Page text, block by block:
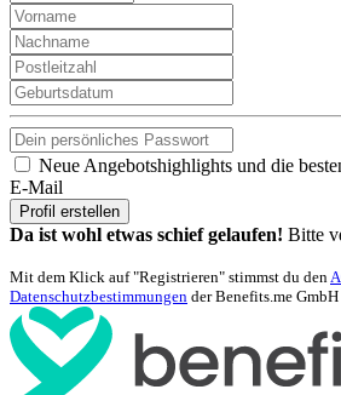
Neue Angebotshighlights und die
E-Mail
Profil erstellen
Da ist wohl etwas schief gelaufen! Bitte
Mit dem Klick auf "Registrieren" stimmst du den
Datenschutzbestimmungen der Benefits.me